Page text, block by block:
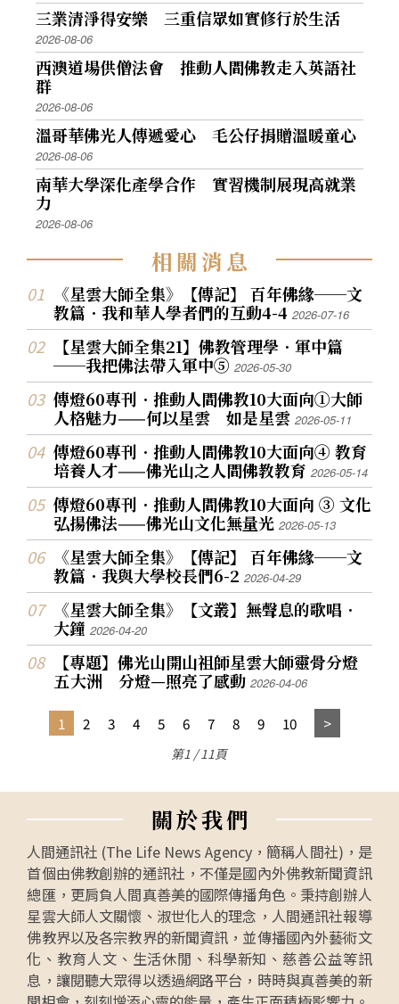
三業清淨得安樂 三重信眾如實修行於生活
2026-08-06
西澳道場供僧法會 推動人間佛教走入英語社
群
2026-08-06
溫哥華佛光人傳遞愛心 毛公仔捐贈溫暖童心
2026-08-06
南華大學深化產學合作 實習機制展現高就業
力
2026-08-06
相關消息
《星雲大師全集》【傳記】 百年佛緣──文
教篇．我和華人學者們的互動4-42026-07-16
【星雲大師全集21】佛教管理學．軍中篇
──我把佛法帶入軍中⑤2026-05-30
傳燈60專刊．推動人間佛教10大面向①大師
人格魅力——何以星雲 如是星雲2026-05-11
傳燈60專刊．推動人間佛教10大面向④ 教育
培養人才——佛光山之人間佛教教育2026-05-14
傳燈60專刊．推動人間佛教10大面向 ③ 文化
弘揚佛法——佛光山文化無量光2026-05-13
《星雲大師全集》【傳記】 百年佛緣──文
教篇．我與大學校長們6-22026-04-29
《星雲大師全集》【文叢】無聲息的歌唱．
大鐘2026-04-20
【專題】佛光山開山祖師星雲大師靈骨分燈
五 大洲 分燈—照亮了感動2026-04-06
1 2 3 4 5 6 7 8 9 10
第1 / 11頁
關於我們
人間通訊社 (The Life News Agency，簡稱人間社)，是
首個由佛教創辦的通訊社，不僅是國內外佛教新聞資訊
總匯，更肩負人間真善美的國際傳播角色。秉持創辦人
星雲大師人文關懷、淑世化人的理念，人間通訊社報導
佛教界以及各宗教界的新聞資訊，並傳播國內外藝術文
化、教育人文、生活休閒、科學新知、慈善公益等訊
息，讓閱聽大眾得以透過網路平台，時時與真善美的新